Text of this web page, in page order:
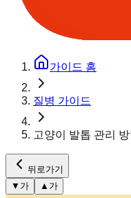
가이드 홈
질병 가이드
고양이 발톱 관리
뒤로가기
▼ 가 ▲ 가